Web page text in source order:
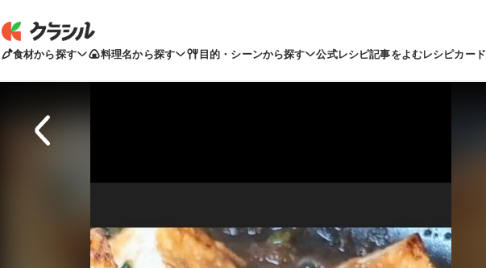
食材から探す 料理名から探す 目的・シーンから探す 公式レシピ記事をよむレシピカード